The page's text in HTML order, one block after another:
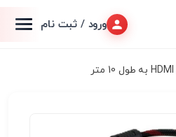
ورود / ثبت نام